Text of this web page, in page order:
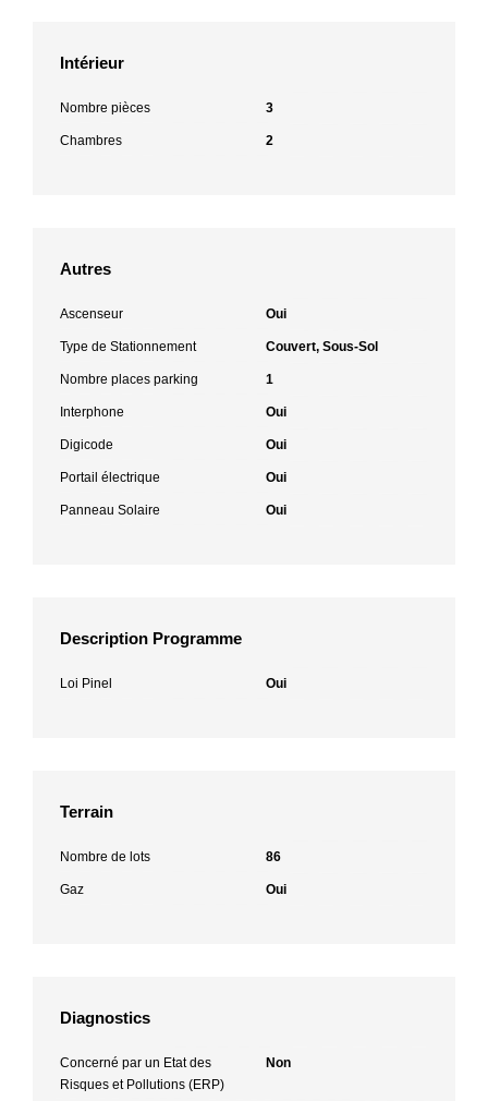
Intérieur
Nombre pièces 3
Chambres 2
Autres
Ascenseur Oui
Type de Stationnement Couvert, Sous-Sol
Nombre places parking 1
Interphone Oui
Digicode Oui
Portail électrique Oui
Panneau Solaire Oui
Description Programme
Loi Pinel Oui
Terrain
Nombre de lots 86
Gaz Oui
Diagnostics
Concerné par un Etat des
Risques et Pollutions (ERP)
Non